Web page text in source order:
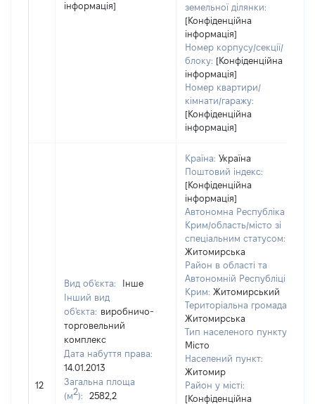
інформація]
земельної ділянки:
[Конфіденційна
інформація]
Номер корпусу/секції/
блоку: [Конфіденційна
інформація]
Номер квартири/
кімнати/гаражу:
[Конфіденційна
інформація]
12
Вид об'єкта:
Інше
Інший вид
об'єкта: виробничо-
торговельний
комплекс
Дата набуття права:
14.01.2013
Загальна площа
(м2):
2582,2
Країна: Україна
Поштовий індекс:
[Конфіденційна
інформація]
Автономна Республіка
Крим/область/місто зі
спеціальним статусом:
Житомирська
Район в області та
Автономній Республіці
Крим: Житомирський
Територіальна громада:
Житомирська
Тип населеного пункту:
Місто
Населений пункт:
Житомир
Район у місті:
[Конфіденційна